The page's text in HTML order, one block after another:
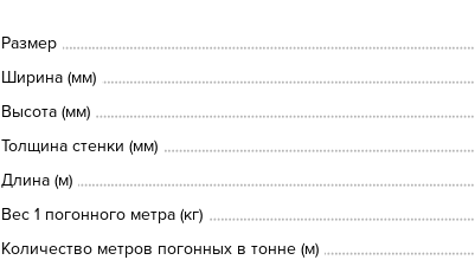
Размер
Ширина (мм)
Высота (мм)
Толщина стенки (мм)
Длина (м)
Вес 1 погонного метра (кг)
Количество метров погонных в тонне (м)